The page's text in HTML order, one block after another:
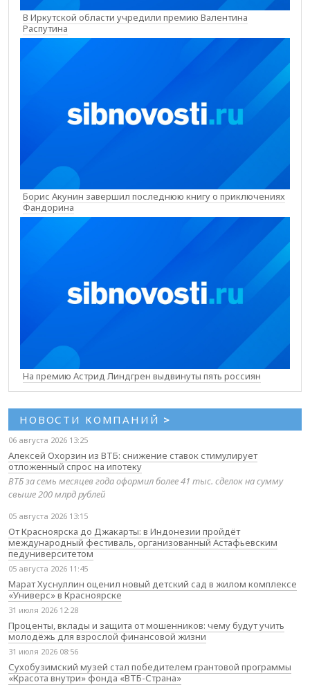
В Иркутской области учредили премию Валентина
Распутина
Борис Акунин завершил последнюю книгу о приключениях
Фандорина
На премию Астрид Линдгрен выдвинуты пять россиян
НОВОСТИ КОМПАНИЙ >
06 августа 2026 13:25
Алексей Охорзин из ВТБ: снижение ставок стимулирует
отложенный спрос на ипотеку
ВТБ за семь месяцев года оформил более 41 тыс. сделок на сумму
свыше 200 млрд рублей
05 августа 2026 13:15
От Красноярска до Джакарты: в Индонезии пройдёт
международный фестиваль, организованный Астафьевским
педуниверситетом
05 августа 2026 11:45
Марат Хуснуллин оценил новый детский сад в жилом комплексе
«Универс» в Красноярске
31 июля 2026 12:28
Проценты, вклады и защита от мошенников: чему будут учить
молодёжь для взрослой финансовой жизни
31 июля 2026 08:56
Сухобузимский музей стал победителем грантовой программы
«Красота внутри» фонда «ВТБ-Страна»